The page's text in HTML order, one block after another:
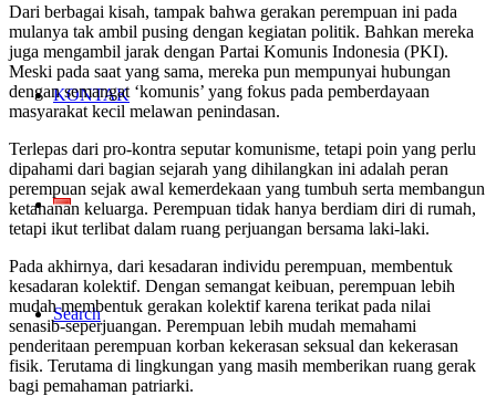
KONTAK
Search
Dari berbagai kisah, tampak bahwa gerakan perempuan ini pada
mulanya tak ambil pusing dengan kegiatan politik. Bahkan mereka
juga mengambil jarak dengan Partai Komunis Indonesia (PKI).
Meski pada saat yang sama, mereka pun mempunyai hubungan
dengan semangat ‘komunis’ yang fokus pada pemberdayaan
masyarakat kecil melawan penindasan.
Terlepas dari pro-kontra seputar komunisme, tetapi poin yang perlu
dipahami dari bagian sejarah yang dihilangkan ini adalah peran
perempuan sejak awal kemerdekaan yang tumbuh serta membangun
ketahanan keluarga. Perempuan tidak hanya berdiam diri di rumah,
tetapi ikut terlibat dalam ruang perjuangan bersama laki-laki.
Pada akhirnya, dari kesadaran individu perempuan, membentuk
kesadaran kolektif. Dengan semangat keibuan, perempuan lebih
mudah membentuk gerakan kolektif karena terikat pada nilai
senasib-seperjuangan. Perempuan lebih mudah memahami
penderitaan perempuan korban kekerasan seksual dan kekerasan
fisik. Terutama di lingkungan yang masih memberikan ruang gerak
bagi pemahaman patriarki.